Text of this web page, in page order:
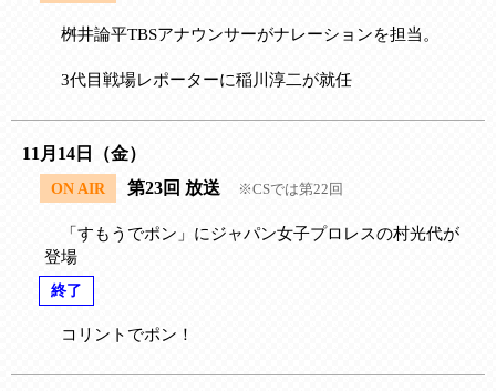
桝井論平TBSアナウンサーがナレーションを担当。
3代目戦場レポーターに稲川淳二が就任
11月14日（金）
ON AIR 第23回 放送 ※CSでは第22回
「すもうでポン」にジャパン女子プロレスの村光代が
登場
終了
コリントでポン！